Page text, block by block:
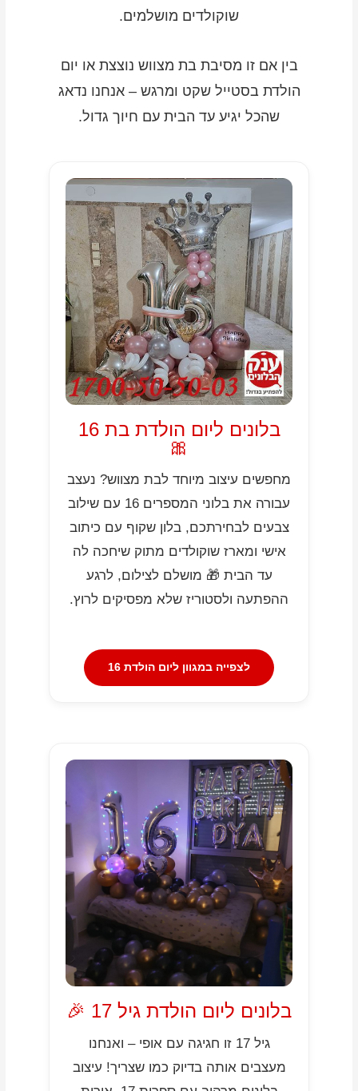
שוקולדים מושלמים.
בין אם זו מסיבת בת מצווש נוצצת או יום
הולדת בסטייל שקט ומרגש – אנחנו נדאג
שהכל יגיע עד הבית עם חיוך גדול.
בלונים ליום הולדת בת 16
🎀
מחפשים עיצוב מיוחד לבת מצווש? נעצב
עבורה את בלוני המספרים 16 עם שילוב
צבעים לבחירתכם, בלון שקוף עם כיתוב
אישי ומארז שוקולדים מתוק שיחכה לה
עד הבית 🎁 מושלם לצילום, לרגע
ההפתעה ולסטוריז שלא מפסיקים לרוץ.
לצפייה במגוון ליום הולדת 16
בלונים ליום הולדת גיל 17 🎉
גיל 17 זו חגיגה עם אופי – ואנחנו
מעצבים אותה בדיוק כמו שצריך! עיצוב